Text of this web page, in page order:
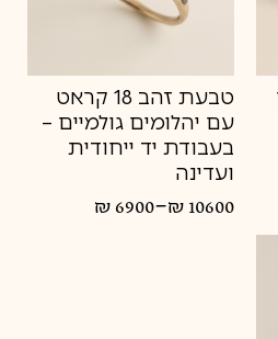
טבעת זהב 18 קראט
עם יהלומים גולמיים –
בעבודת יד ייחודית
ועדינה
₪6900–₪ 10600
טווח